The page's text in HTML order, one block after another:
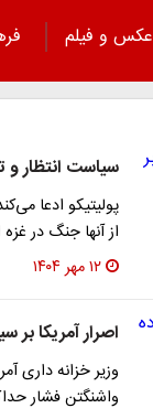
عکس و فیلم
سیاست انتظار و
پولیتیکو ادعا
از آنها جنگ در
۱۲ مهر ۱۴۰۴
اصرار آمریکا
وزیر خزانه داری
واشنگتن فشار